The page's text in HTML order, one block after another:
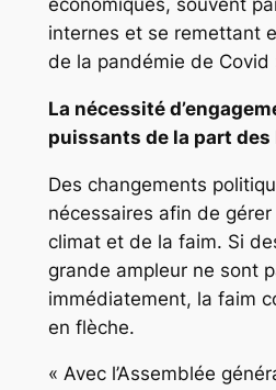
économiques, souvent
internes et se remettant
de la pandémie de Covid
La nécessité
puissants de la part des
Des changements
nécessaires afin de
climat et de la faim. Si
grande ampleur ne sont
immédiatement, la faim
en flèche.
« Avec l’Assemblée